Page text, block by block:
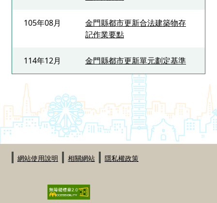
105年08月
金門縣都市更新合法建築物存
記作業要點
114年12月 金門縣都市更新單元劃定基準
網站使用說明 相關網站 隱私權政策